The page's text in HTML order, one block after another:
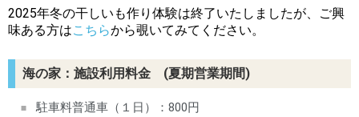
2025年冬の干しいも作り体験は終了いたしましたが、ご興
味ある方はこちらから覗いてみてください。
海の家：施設利用料金 (夏期営業期間)
駐車料普通車（１日）：800円